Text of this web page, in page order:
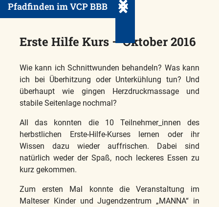
Pfadfinden im VCP BBB Untermenü ein-/
Erste Hilfe Kurs – Oktober 2016
Wie kann ich Schnittwunden behandeln? Was kann
ich bei Überhitzung oder Unterkühlung tun? Und
überhaupt wie gingen Herzdruckmassage und
stabile Seitenlage nochmal?
All das konnten die 10 Teilnehmer_innen des
herbstlichen Erste-Hilfe-Kurses lernen oder ihr
Wissen dazu wieder auffrischen. Dabei sind
natürlich weder der Spaß, noch leckeres Essen zu
kurz gekommen.
Zum ersten Mal konnte die Veranstaltung im
Malteser Kinder und Jugendzentrum „MANNA“ in